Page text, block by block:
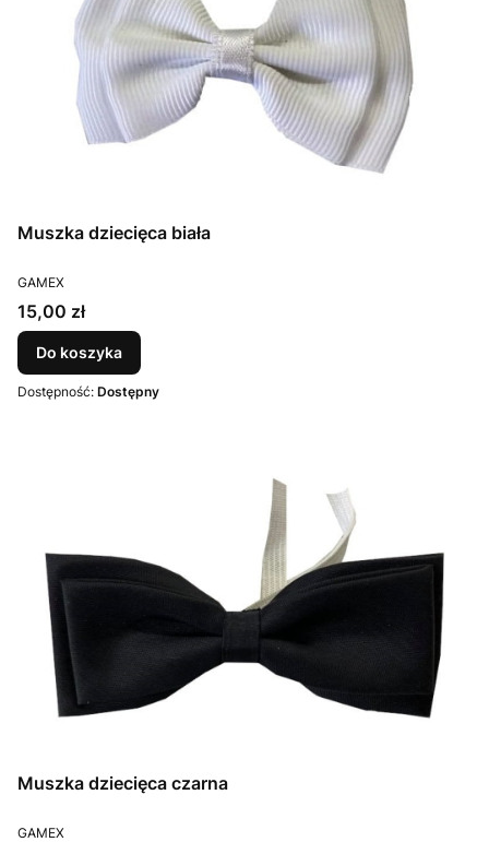
Muszka dziecięca biała
PRODUCENT
GAMEX
Cena
15,00 zł
Do koszyka
Dostępność: Dostępny
Muszka dziecięca czarna
PRODUCENT
GAMEX